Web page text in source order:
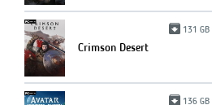
131 GB
Crimson Desert
136 GB